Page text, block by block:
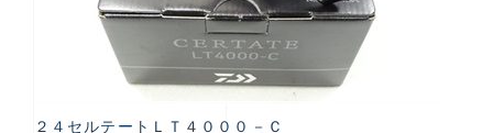
２４セルテートＬＴ４０００－Ｃ